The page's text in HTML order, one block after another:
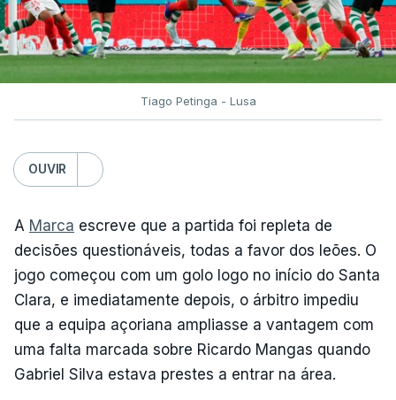
Tiago Petinga - Lusa
OUVIR
A Marca escreve que a partida foi repleta de
decisões questionáveis, todas a favor dos leões. O
jogo começou com um golo logo no início do Santa
Clara, e imediatamente depois, o árbitro impediu
que a equipa açoriana ampliasse a vantagem com
uma falta marcada sobre Ricardo Mangas quando
Gabriel Silva estava prestes a entrar na área.